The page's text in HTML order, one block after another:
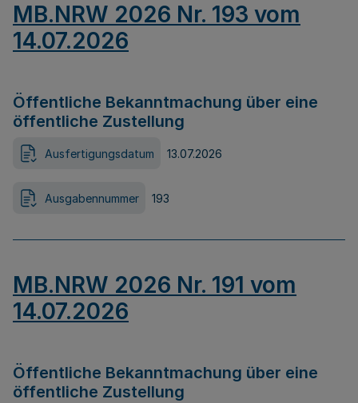
MB.NRW 2026 Nr. 193 vom
14.07.2026
Öffentliche Bekanntmachung über eine
öffentliche Zustellung
Ausfertigungsdatum 13.07.2026
Ausgabennummer 193
MB.NRW 2026 Nr. 191 vom
14.07.2026
Öffentliche Bekanntmachung über eine
öffentliche Zustellung